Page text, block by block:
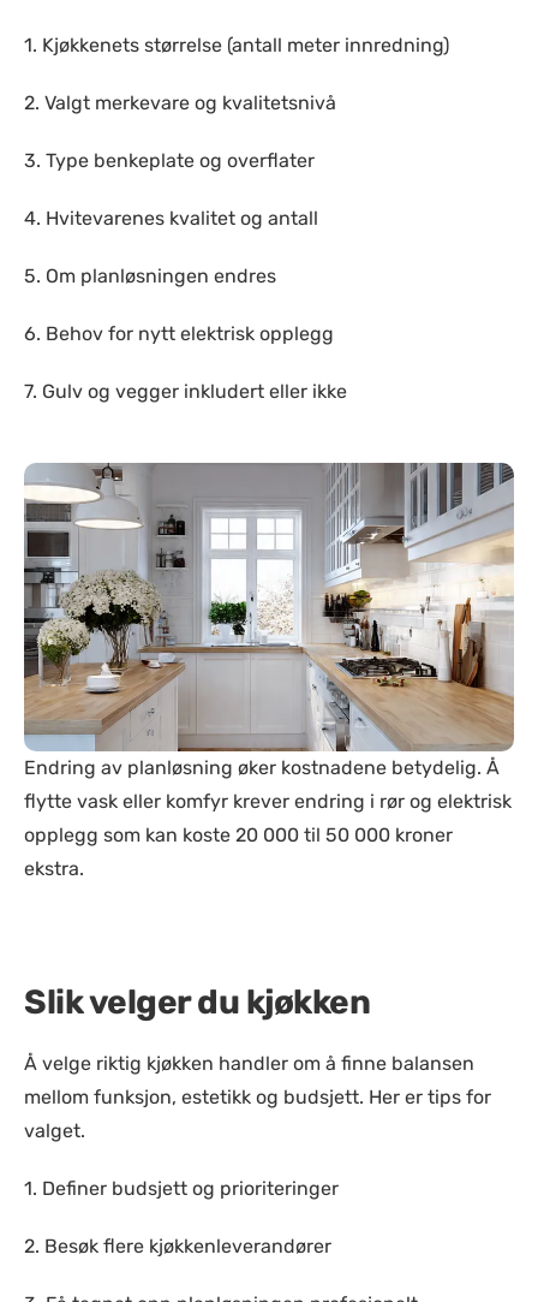
1. Kjøkkenets størrelse (antall meter innredning)
2. Valgt merkevare og kvalitetsnivå
3. Type benkeplate og overflater
4. Hvitevarenes kvalitet og antall
5. Om planløsningen endres
6. Behov for nytt elektrisk opplegg
7. Gulv og vegger inkludert eller ikke
Endring av planløsning øker kostnadene betydelig. Å
flytte vask eller komfyr krever endring i rør og elektrisk
opplegg som kan koste 20 000 til 50 000 kroner
ekstra.
Slik velger du kjøkken
Å velge riktig kjøkken handler om å finne balansen
mellom funksjon, estetikk og budsjett. Her er tips for
valget.
1. Definer budsjett og prioriteringer
2. Besøk flere kjøkkenleverandører